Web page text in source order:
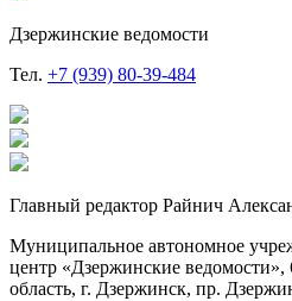
Дзержинские ведомости
Тел. +7 (939) 80-39-484
Главный редактор Райнич
Муниципальное автономное
центр «Дзержинские
область, г. Дзержинск, пр.